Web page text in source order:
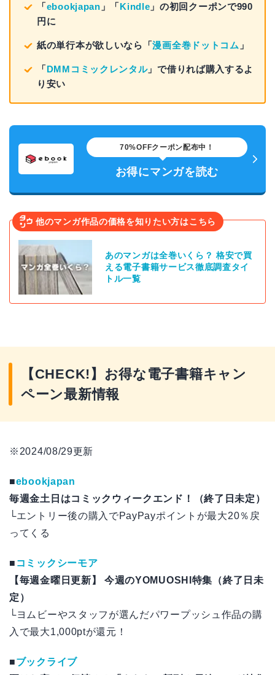
「ebookjapan 」「Kindle 」の初回クーポンで990
円に
紙の単行本が欲しいなら「漫画全巻ドットコム 」
「DMMコミックレンタル」で借りれば購入するよ
り安い
70%OFFクーポン配布中！
お得にマンガを読む
他のマンガ作品の価格を知りたい方はこちら
あのマンガは全巻いくら？ 格安で買
える電子書籍サービス徹底調査タイ
トル一覧
【CHECK!】お得な電子書籍キャン
ペーン最新情報
※2024/08/29更新
■ebookjapan
毎週金土日はコミックウィークエンド！（終了日未定）
└エントリー後の購入でPayPayポイントが最大20％戻
ってくる
■ コミックシーモア
【毎週金曜日更新】 今週のYOMUOSHI特集（終了日未
定）
└ヨムビーやスタッフが選んだパワープッシュ作品の購
入で最大1,000ptが還元！
■ブックライブ